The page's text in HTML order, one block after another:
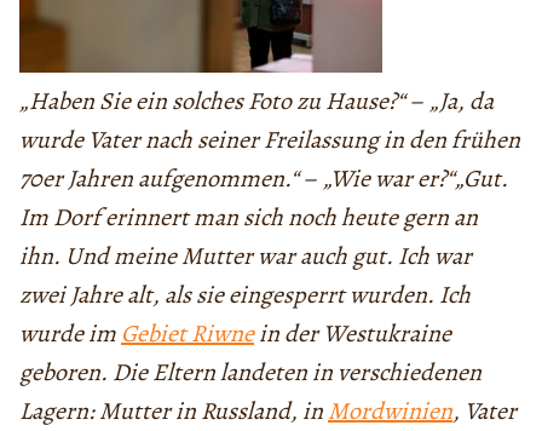
„Haben Sie ein solches Foto zu Hause?“– „Ja, da
wurde Vater nach seiner Freilassung in den frühen
70er Jahren aufgenommen.“– „Wie war er?“„Gut.
Im Dorf erinnert man sich noch heute gern an
ihn. Und meine Mutter war auch gut. Ich war
zwei Jahre alt, als sie eingesperrt wurden. Ich
wurde im Gebiet Riwnein der Westukraine
geboren. Die Eltern landeten in verschiedenen
Lagern: Mutter in Russland, inMordwinien, Vater